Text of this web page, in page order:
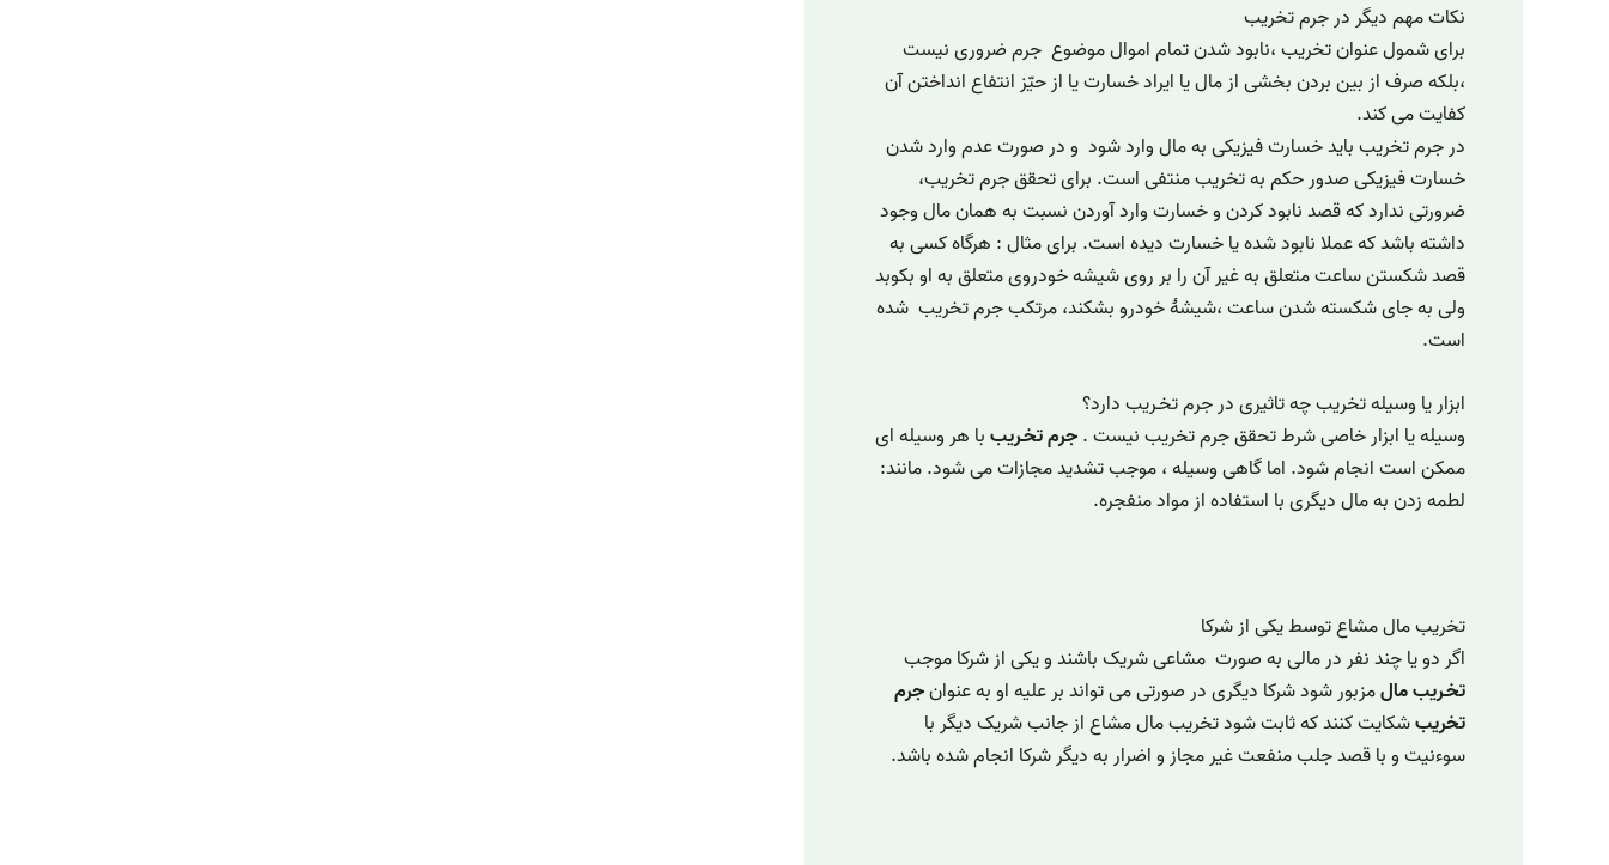
نکات مهم دیگر در جرم تخریب
برای شمول عنوان تخریب ،نابود شدن تمام اموال موضوع جرم ضروری نیست
،بلکه صرف از بین بردن بخشی از مال یا ایراد خسارت یا از حیّز انتفاع انداختن آن
کفایت می کند.
در جرم تخریب باید خسارت فیزیکی به مال وارد شود و در صورت عدم وارد شدن
خسارت فیزیکی صدور حکم به تخریب منتفی است. برای تحقق جرم تخریب،
ضرورتی ندارد که قصد نابود کردن و خسارت وارد آوردن نسبت به همان مال وجود
داشته باشد که عملا نابود شده یا خسارت دیده است. برای مثال : هرگاه کسی به
قصد شکستن ساعت متعلق به غیر آن را بر روی شیشه خودروی متعلق به او بکوبد
ولی به جای شکسته شدن ساعت ،شیشۀ خودرو بشکند، مرتکب جرم تخریب شده
است.
ابزار یا وسیله تخریب چه تاثیری در جرم تخـریب دارد؟
وسیله یا ابزار خاصی شرط تحقق جرم تخریب نیست .جرم تخـریببا هر وسیله ای
ممکن است انجام شود. اما گاهی وسیله ، موجب تشدید مجازات می شود. مانند:
لطمه زدن به مال دیگری با استفاده از مواد منفجره.
تخریب مال مشاع توسط یکی از شرکا
اگر دو یا چند نفر در مالی به صورت مشاعی شریک باشند و یکی از شرکا موجب
تخـریب مالمزبور شود شرکا دیگری در صورتی می تواند بر علیه او به عنوانجرم
تخریبشکایت کنند که ثابت شود تخریب مال مشاع از جانب شریک دیگر با
سوءنیت و با قصد جلب منفعت غیر مجاز و اضرار به دیگر شرکا انجام شده باشد.